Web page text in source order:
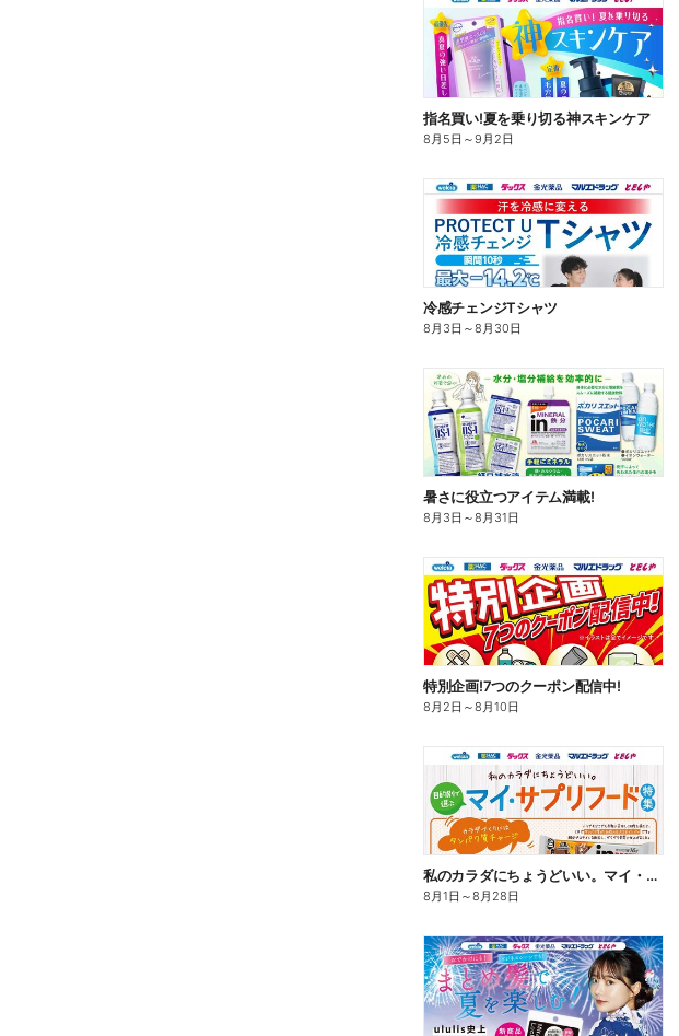
指名買い!夏を乗り切る神スキンケア
8月5日 ～9月2日
冷感チェンジTシャツ
8月3日 ～8月30日
暑さに役立つアイテム満載!
8月3日 ～8月31日
特別企画!7つのクーポン配信中!
8月2日 ～8月10日
私のカラダにちょうどいい。マイ・サプリフード
8月1日 ～8月28日